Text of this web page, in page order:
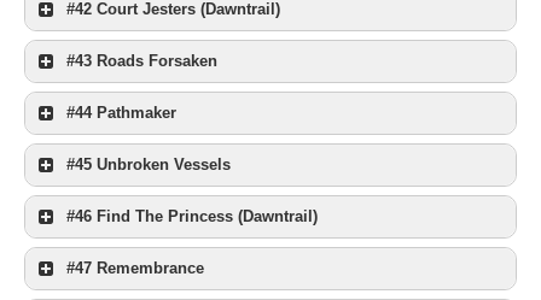
#42 Court Jesters (Dawntrail)
#43 Roads Forsaken
#44 Pathmaker
#45 Unbroken Vessels
#46 Find The Princess (Dawntrail)
#47 Remembrance